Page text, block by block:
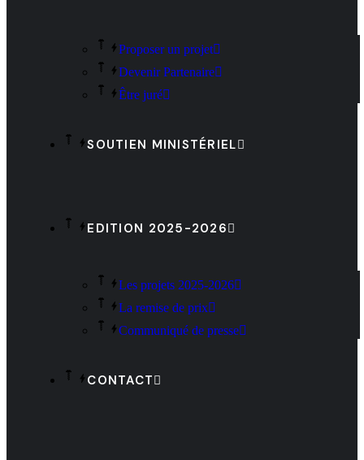
Proposer un projet
Devenir Partenaire
Être juré
SOUTIEN MINISTÉRIEL
EDITION 2025-2026
Les projets 2025-2026
La remise de prix
Communiqué de presse
CONTACT